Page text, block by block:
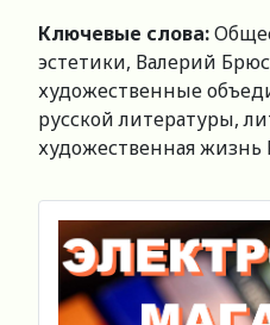
Ключевые слова:
эстетики, Валерий
художественные
русской литературы,
художественная жизнь